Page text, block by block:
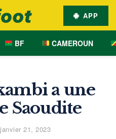
APP
BF CAMEROUN
a une
Saoudite
21, 2023